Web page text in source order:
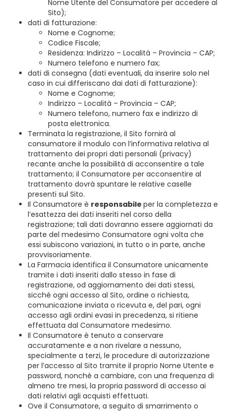
Nome Utente del Consumatore per accedere al
Sito);
dati di fatturazione:
Nome e Cognome;
Codice Fiscale;
Residenza: Indirizzo – Località – Provincia – CAP;
Numero telefono e numero fax;
dati di consegna (dati eventuali, da inserire solo nel
caso in cui differiscano dai dati di fatturazione):
Nome e Cognome;
Indirizzo – Località – Provincia – CAP;
Numero telefono, numero fax e indirizzo di
posta elettronica.
Terminata la registrazione, il Sito fornirà al
consumatore il modulo con l’informativa relativa al
trattamento dei propri dati personali (privacy)
recante anche la possibilità di acconsentire a tale
trattamento; il Consumatore per acconsentire al
trattamento dovrà spuntare le relative caselle
presenti sul Sito.
Il Consumatore è responsabile per la completezza e
l’esattezza dei dati inseriti nel corso della
registrazione; tali dati dovranno essere aggiornati da
parte del medesimo Consumatore ogni volta che
essi subiscono variazioni, in tutto o in parte, anche
provvisoriamente.
La Farmacia identifica il Consumatore unicamente
tramite i dati inseriti dallo stesso in fase di
registrazione, od aggiornamento dei dati stessi,
sicché ogni accesso al Sito, ordine o richiesta,
comunicazione inviata o ricevuta e, del pari, ogni
accesso agli ordini evasi in precedenza, si ritiene
effettuata dal Consumatore medesimo.
Il Consumatore è tenuto a conservare
accuratamente e a non rivelare a nessuno,
specialmente a terzi, le procedure di autorizzazione
per l’accesso al Sito tramite il proprio Nome Utente e
password, nonché a cambiare, con una frequenza di
almeno tre mesi, la propria password di accesso ai
dati relativi agli acquisti effettuati.
Ove il Consumatore, a seguito di smarrimento o